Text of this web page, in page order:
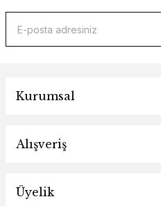
Kurumsal
Alışveriş
Üyelik